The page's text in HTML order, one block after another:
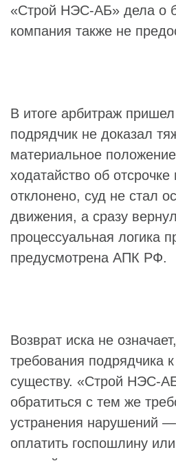
«Строй НЭС-АБ» дела о
компания также не
В итоге арбитраж
подрядчик не доказал
материальное
ходатайство об
отклонено, суд не стал
движения, а сразу
процессуальная логика
предусмотрена АПК РФ.
Возврат иска не
требования подрядчика
существу. «Строй НЭС-
обратиться с тем же
устранения нарушений
оплатить госпошлину